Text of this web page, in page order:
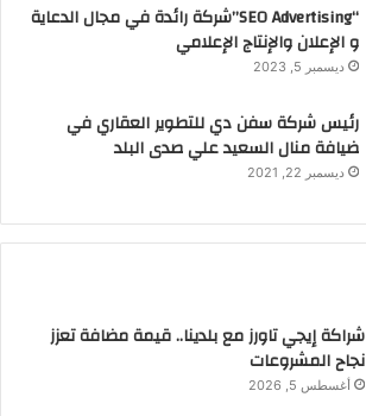
“SEO Advertising”شركة رائدة في مجال الدعاية
و الإعلان والإنتاج الإعلامي
ديسمبر 5, 2023
رئيس شركة سفن دي للتطوير العقاري في
ضيافة منال السعيد علي صدى البلد
ديسمبر 22, 2021
شراكة إيجي تاورز مع بلدينا.. قيمة مضافة تعزز
نجاح المشروعات
أغسطس 5, 2026